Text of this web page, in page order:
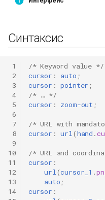
Синтаксис
1
2
3
4
5
6
7
8
9
10
11
12
13
14
/* Keyword value */
cursor : auto ;
cursor : pointer ;
/* … */
cursor : zoom-out ;
/* URL with
cursor : url(hand .
/* URL and
cursor :
url(cursor_1 .
auto;
cursor :